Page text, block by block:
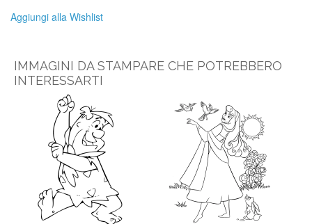
Aggiungi alla Wishlist
IMMAGINI DA STAMPARE CHE POTREBBERO
INTERESSARTI